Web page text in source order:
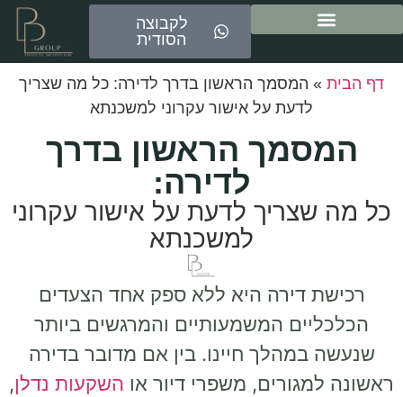
לקבוצה
הסודית
דף הבית » המסמך הראשון בדרך לדירה: כל מה שצריך
לדעת על אישור עקרוני למשכנתא
המסמך הראשון בדרך
לדירה:
כל מה שצריך לדעת על אישור עקרוני
למשכנתא
רכישת דירה היא ללא ספק אחד הצעדים
הכלכליים המשמעותיים והמרגשים ביותר
שנעשה במהלך חיינו. בין אם מדובר בדירה
ראשונה למגורים, משפרי דיור או השקעות נדלן,